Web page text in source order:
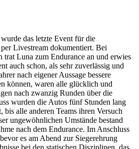
das letzte Event für die
Livestream dokumentiert. Bei
trat Luna zum Endurance an und erwies
auch schon, als sehr zuverlässig und
nach eigener Aussage bessere
können, waren alle glücklich und
nach zwanzig Runden über die
wurden die Autos fünf Stunden lang
bis alle anderen Teams ihren Versuch
ungewöhnlichen Umstände bestand
nach dem Endurance. Im Anschluss
es am Abend zur Siegerehrung
bei den statischen Disziplinen, das